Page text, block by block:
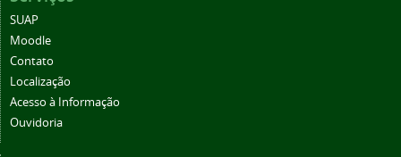
SUAP
Moodle
Contato
Localização
Acesso à Informação
Ouvidoria